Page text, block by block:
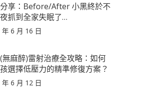
享：Before/After 小黑終於不
抓到全家失眠了…
年 6 月 16 日
無麻醉)雷射治療全攻略：如何
選擇低壓力的精準修復方案？
年 6 月 12 日